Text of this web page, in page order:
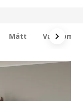
Mått Vad som